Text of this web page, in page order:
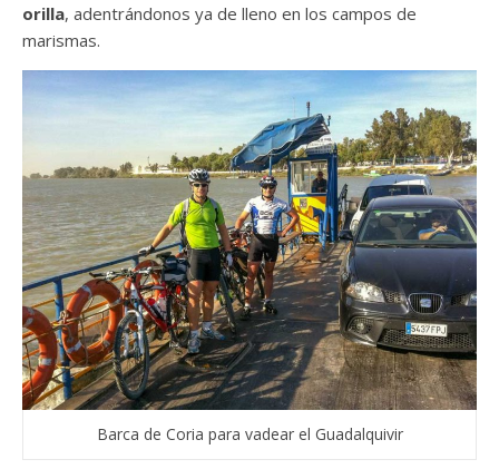
orilla, adentrándonos ya de lleno en los campos de
marismas.
Barca de Coria para vadear el Guadalquivir